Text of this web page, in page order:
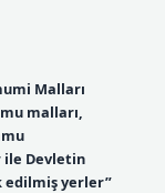
Malları
malları,
ile Devletin
edilmiş yerler”